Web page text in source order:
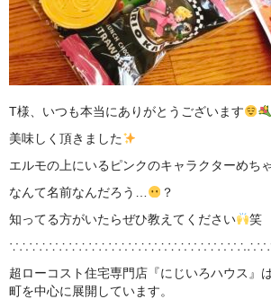
T様、いつも本当にありがとうございます
美味しく頂きました
エルモの上にいるピンクのキャラクターめち
なんて名前なんだろう…
？
知ってる方がいたらぜひ教えてください
笑
超ローコスト住宅専門店『にじいろハウス』
町を中心に展開しています。